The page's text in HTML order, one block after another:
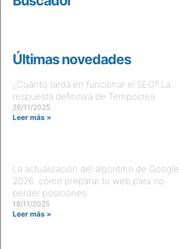
Últimas novedades
¿Cuánto tarda en funcionar el SEO? La
respuesta definitiva de Tempocrea
26/11/2025
Leer más »
La actualización del algoritmo de Google
2026: cómo preparar tu web para no
perder posiciones
18/11/2025
Leer más »